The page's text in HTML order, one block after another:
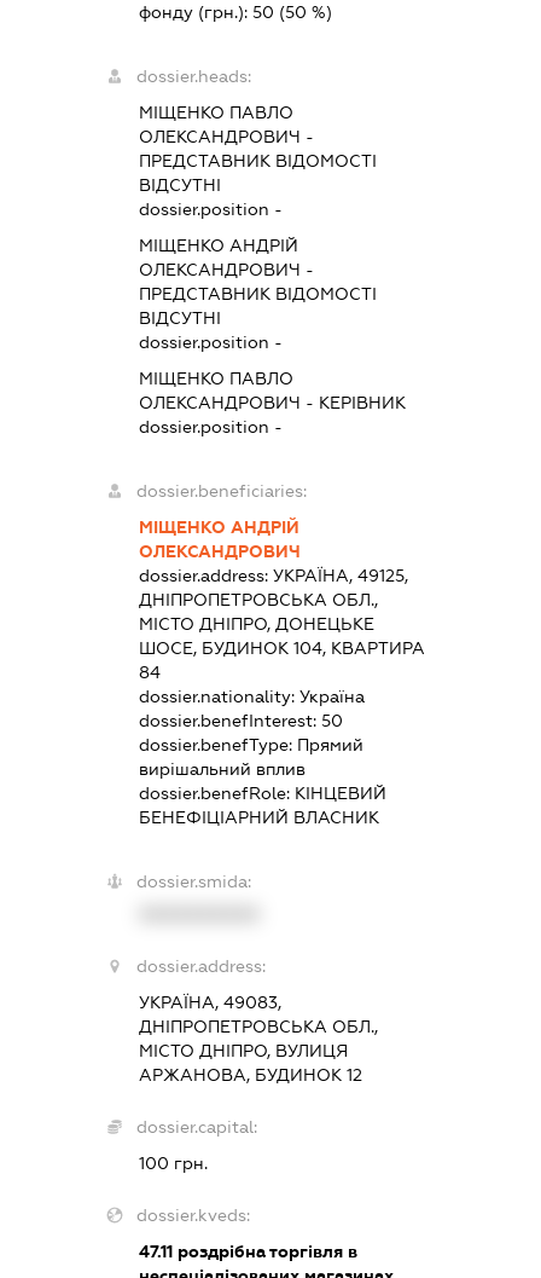
фонду (грн.):50 (50 %)
dossier.heads:
МІЩЕНКО ПАВЛО
ОЛЕКСАНДРОВИЧ -
ПРЕДСТАВНИК ВІДОМОСТІ
ВІДСУТНІ
dossier.position -
МІЩЕНКО АНДРІЙ
ОЛЕКСАНДРОВИЧ -
ПРЕДСТАВНИК ВІДОМОСТІ
ВІДСУТНІ
dossier.position -
МІЩЕНКО ПАВЛО
ОЛЕКСАНДРОВИЧ - КЕРІВНИК
dossier.position -
dossier.beneficiaries:
МІЩЕНКО АНДРІЙ
ОЛЕКСАНДРОВИЧ
dossier.address:УКРАЇНА, 49125,
ДНІПРОПЕТРОВСЬКА ОБЛ.,
МІСТО ДНІПРО, ДОНЕЦЬКЕ
ШОСЕ, БУДИНОК 104, КВАРТИРА
84
dossier.nationality:Україна
dossier.benefInterest:50
dossier.benefType: Прямий
вирішальний вплив
dossier.benefRole: КІНЦЕВИЙ
БЕНЕФІЦІАРНИЙ ВЛАСНИК
dossier.smida:
dossier.address:
УКРАЇНА, 49083,
ДНІПРОПЕТРОВСЬКА ОБЛ.,
МІСТО ДНІПРО, ВУЛИЦЯ
АРЖАНОВА, БУДИНОК 12
dossier.capital:
100 грн.
dossier.kveds:
47.11 роздрібна торгівля в